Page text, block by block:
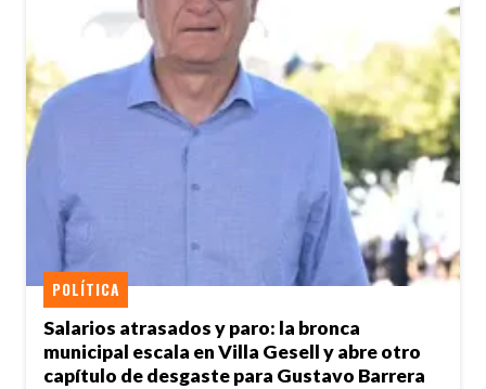
Salarios atrasados y paro: la bronca
municipal escala en Villa Gesell y abre otro
capítulo de desgaste para Gustavo Barrera
POLÍTICA